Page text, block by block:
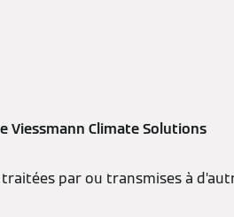
Viessmann Climate Solutions
par ou transmises à